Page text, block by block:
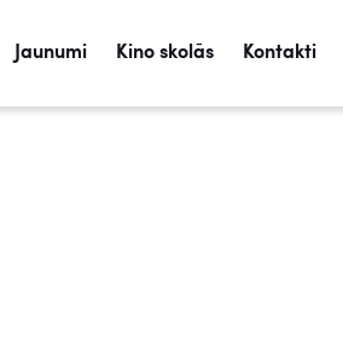
Jaunumi Kino skolās Kontakti